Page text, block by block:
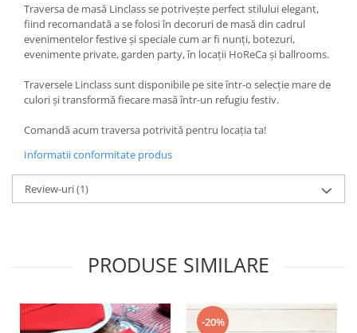
Traversa de masă Linclass se potrivește perfect stilului elegant,
fiind recomandată a se folosi în decoruri de masă din cadrul
evenimentelor festive și speciale cum ar fi nunți, botezuri,
evenimente private, garden party, în locații HoReCa și ballrooms.
Traversele Linclass sunt disponibile pe site într-o selecție mare de
culori și transformă fiecare masă într-un refugiu festiv.
Comandă acum traversa potrivită pentru locația ta!
Informatii conformitate produs
Review-uri(1)
PRODUSE SIMILARE
-20%